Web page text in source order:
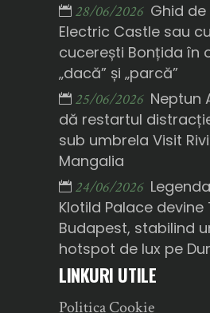
28/06/2026 Ghid
Electric Castle sau
cucerești Bonțida în
„dacă” și „parcă”
25/06/2026 Neptun
dă restartul
sub umbrela Visit
Mangalia
24/06/2026
Klotild Palace devine
Budapest, stabilind
hotspot de lux pe
LINKURI UTILE
Politica Cookie